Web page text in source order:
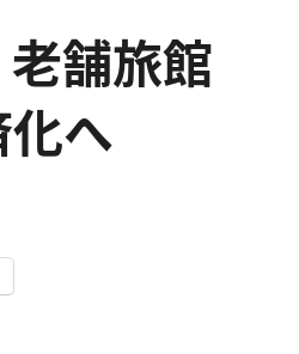
老舗旅館
へ